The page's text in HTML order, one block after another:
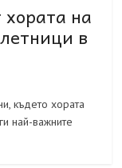
на
в
където хората
най-важните